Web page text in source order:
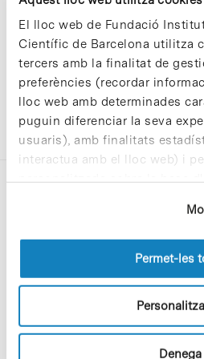
El lloc web de Fundació
Científic de Barcelona utilitza
tercers amb la finalitat de
preferències (recordar
lloc web amb determinades
puguin diferenciar la seva
usuaris), amb finalitats
interactua amb el lloc web) i
personalitzada sobre la base
pàgines visitades). Per a
les cookies pot consultar la
Permet-les
Personalitza
Denega
C/Baldiri Reixac, 4-12 i 15